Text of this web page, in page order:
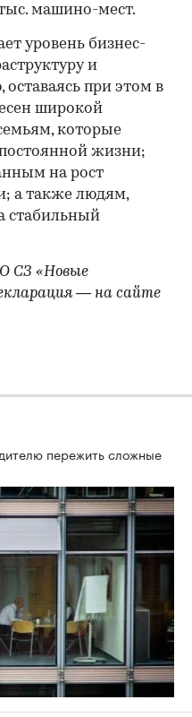
машино-мест.
уровень бизнес-
и
при этом в
широкой
которые
жизни;
на рост
а также людям,
стабильный
СЗ «Новые
— на сайте
пережить сложные